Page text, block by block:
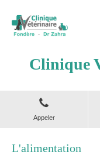
Clinique
Appeler
L'alimentation